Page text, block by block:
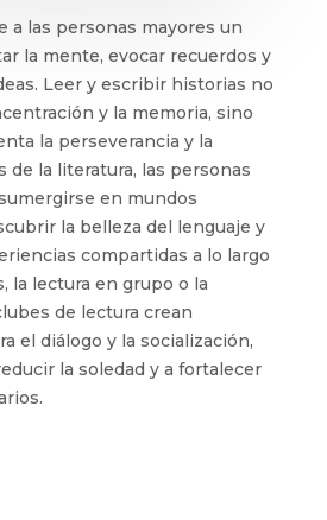
a las personas mayores un
la mente, evocar recuerdos y
Leer y escribir historias no
y la memoria, sino
la perseverancia y la
de la literatura, las personas
en mundos
la belleza del lenguaje y
compartidas a lo largo
la lectura en grupo o la
de lectura crean
el diálogo y la socialización,
la soledad y a fortalecer